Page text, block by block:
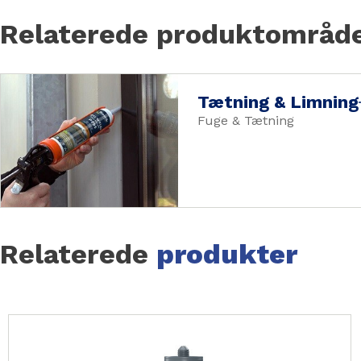
Relaterede
Tætning & Limning
Fuge & Tætning
Relaterede produkter